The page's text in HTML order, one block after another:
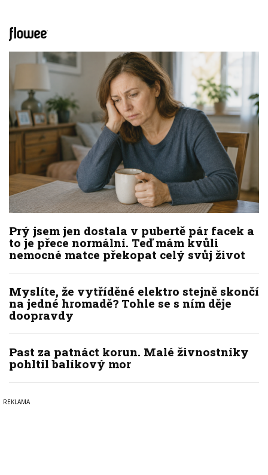
Prý jsem jen dostala v pubertě pár facek a
to je přece normální. Teď mám kvůli
nemocné matce překopat celý svůj život
Myslíte, že vytříděné elektro stejně skončí
na jedné hromadě? Tohle se s ním děje
doopravdy
Past za patnáct korun. Malé živnostníky
pohltil balíkový mor